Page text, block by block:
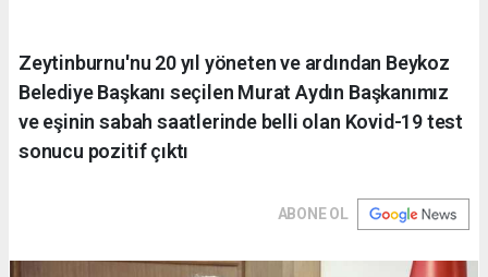
Zeytinburnu'nu 20 yıl yöneten ve ardından Beykoz
Belediye Başkanı seçilen Murat Aydın Başkanımız
ve eşinin sabah saatlerinde belli olan Kovid-19 test
sonucu pozitif çıktı
ABONE OL